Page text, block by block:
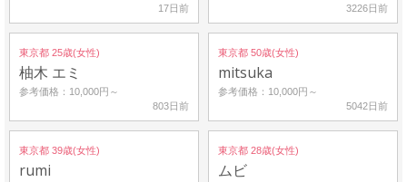
17日前
3226日前
東京都 25歳(女性)
柚木 エミ
参考価格：10,000円～
803日前
東京都 50歳(女性)
mitsuka
参考価格：10,000円～
5042日前
東京都 39歳(女性)
rumi
東京都 28歳(女性)
ムビ